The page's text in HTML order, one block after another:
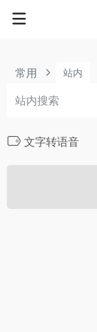
常用 站内
文字转语音